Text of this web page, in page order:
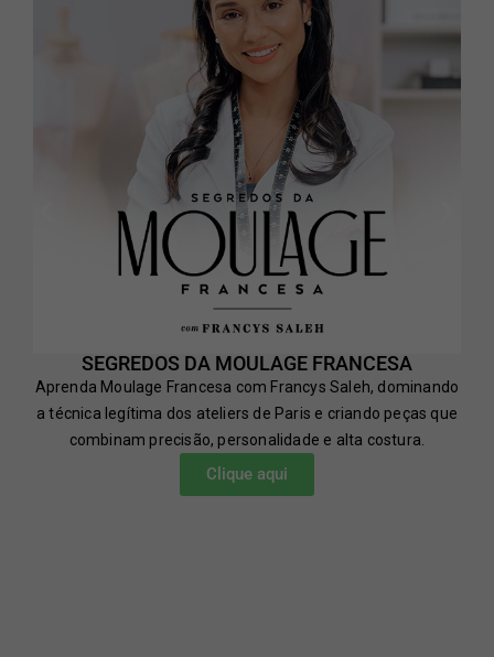
SEGREDOS DA MOULAGE FRANCESA
Aprenda Moulage Francesa com Francys Saleh, dominando
a técnica legítima dos ateliers de Paris e criando peças que
combinam precisão, personalidade e alta costura.
Clique aqui